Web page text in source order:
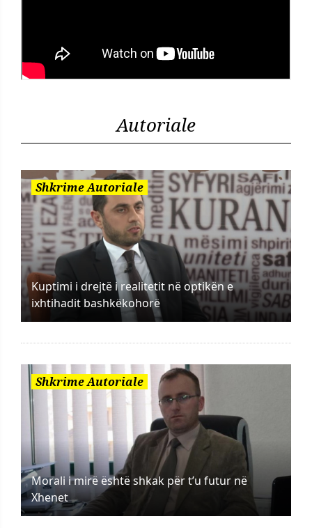
Autoriale
Shkrime Autoriale
Kuptimi i drejtë i realitetit në optikën e
ixhtihadit bashkëkohorë
Shkrime Autoriale
Morali i mirë është shkak për t’u futur në
Xhenet